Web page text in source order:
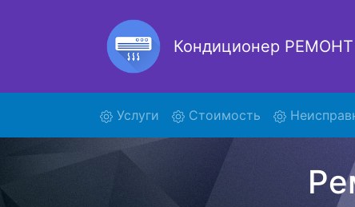
Кондиционер РЕМОНТ
Услуги (current)Стоимость
Наша